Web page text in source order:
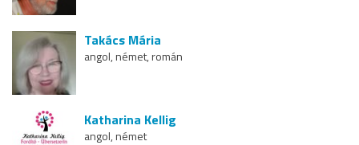
Takács Mária
angol, német, román
Katharina Kellig
angol, német